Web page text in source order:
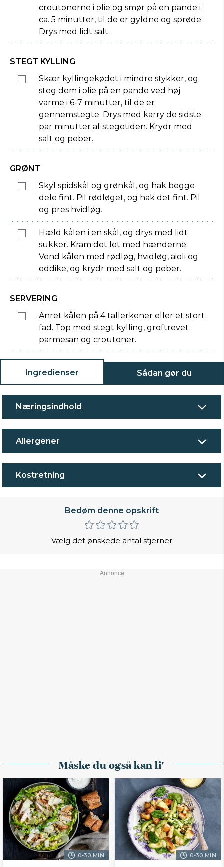
croutonerne i olie og smør på en pande i
ca. 5 minutter, til de er gyldne og sprøde.
Drys med lidt salt.
STEGT KYLLING
Skær kyllingekødet i mindre stykker, og
steg dem i olie på en pande ved høj
varme i 6-7 minutter, til de er
gennemstegte. Drys med karry de sidste
par minutter af stegetiden. Krydr med
salt og peber.
GRØNT
Skyl spidskål og grønkål, og hak begge
dele fint. Pil rødløget, og hak det fint. Pil
og pres hvidløg.
Hæld kålen i en skål, og drys med lidt
sukker. Kram det let med hænderne.
Vend kålen med rødløg, hvidløg, aioli og
eddike, og krydr med salt og peber.
SERVERING
Anret kålen på 4 tallerkener eller et stort
fad. Top med stegt kylling, groftrevet
parmesan og croutoner.
Ingredienser Sådan gør du
Næringsindhold
Allergener
Kostretning
Bedøm denne opskrift
Vælg det ønskede antal stjerner
Måske du også kan li'
0-30 MIN. 0-30 MIN.